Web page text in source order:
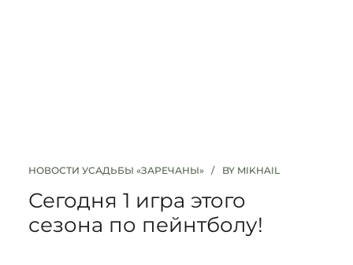
НОВОСТИ УСАДЬБЫ «ЗАРЕЧАНЫ» BY MIKHAIL
Сегодня 1 игра этого
сезона по пейнтболу!